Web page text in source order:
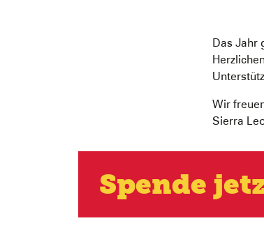
Das Jahr
Wir
Sierra
Spende